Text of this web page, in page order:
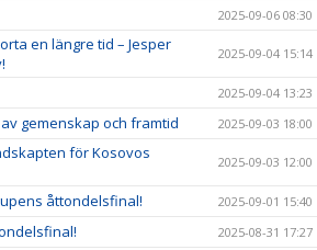
2025-09-06 08:30
en längre tid – Jesper
2025-09-04 15:14
2025-09-04 13:23
gemenskap och framtid 2025-09-03 18:00
för Kosovos
2025-09-03 12:00
åttondelsfinal! 2025-09-01 15:40
2025-08-31 17:27